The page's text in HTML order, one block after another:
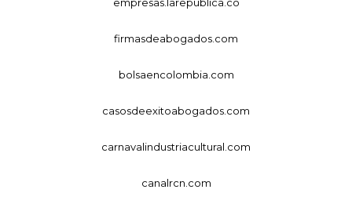
firmasdeabogados.com
bolsaencolombia.com
casosdeexitoabogados.com
carnavalindustriacultural.com
canalrcn.com